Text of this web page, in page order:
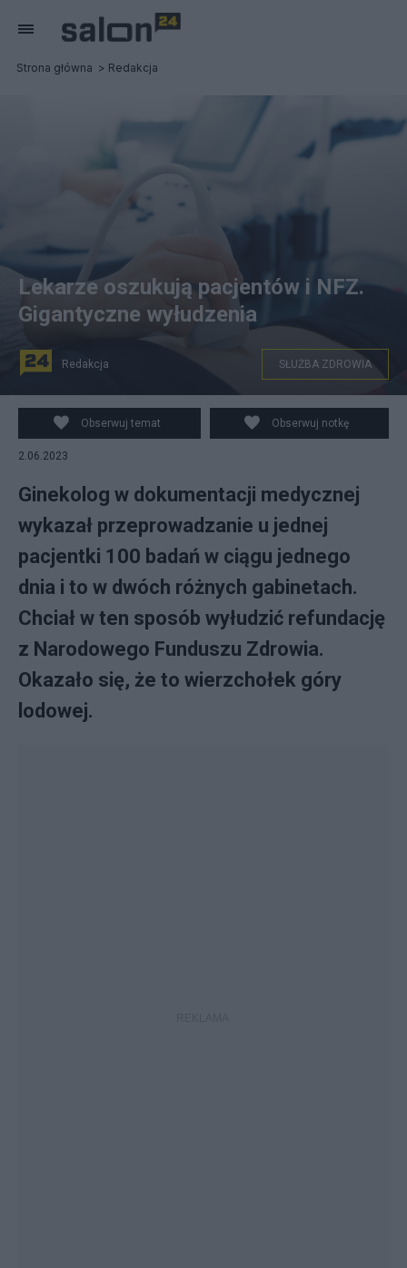
Strona główna Redakcja
Lekarze fałszują dokumentację medyczną, by otrzymać
refundację z NFZ, fot. Canva
Lekarze oszukują pacjentów i NFZ.
Gigantyczne wyłudzenia
Redakcja SŁUŻBA ZDROWIA
Obserwuj temat Obserwuj notkę
2.06.2023
Ginekolog w dokumentacji medycznej
wykazał przeprowadzanie u jednej
pacjentki 100 badań w ciągu jednego
dnia i to w dwóch różnych gabinetach.
Chciał w ten sposób wyłudzić refundację
z Narodowego Funduszu Zdrowia.
Okazało się, że to wierzchołek góry
lodowej.